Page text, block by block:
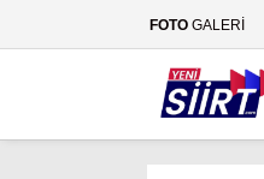
FOTO GALERİ